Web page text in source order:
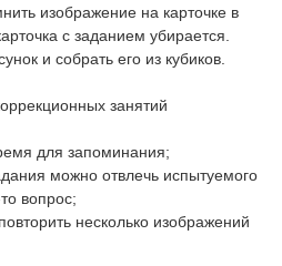
изображение на карточке в
с заданием убирается.
и собрать его из кубиков.
занятий
для запоминания;
можно отвлечь испытуемого
вопрос;
несколько изображений